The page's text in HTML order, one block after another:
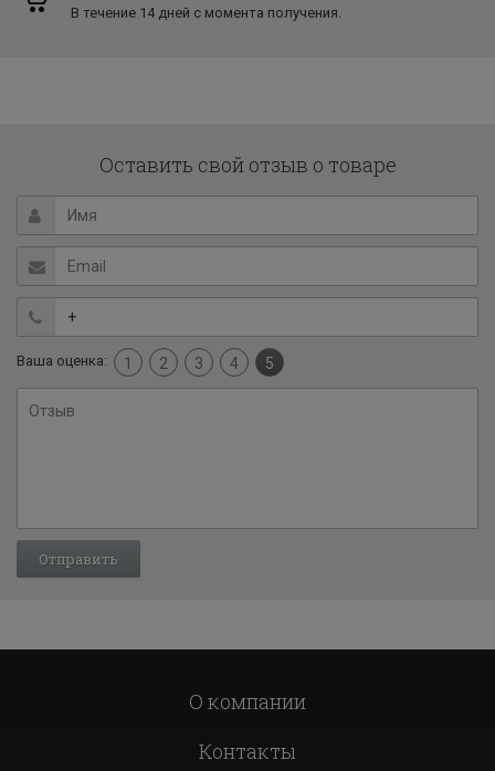
В течение 14 дней с момента получения.
Оставить свой отзыв о товаре
Ваша оценка: 1 2 3 4 5
О компании
Контакты